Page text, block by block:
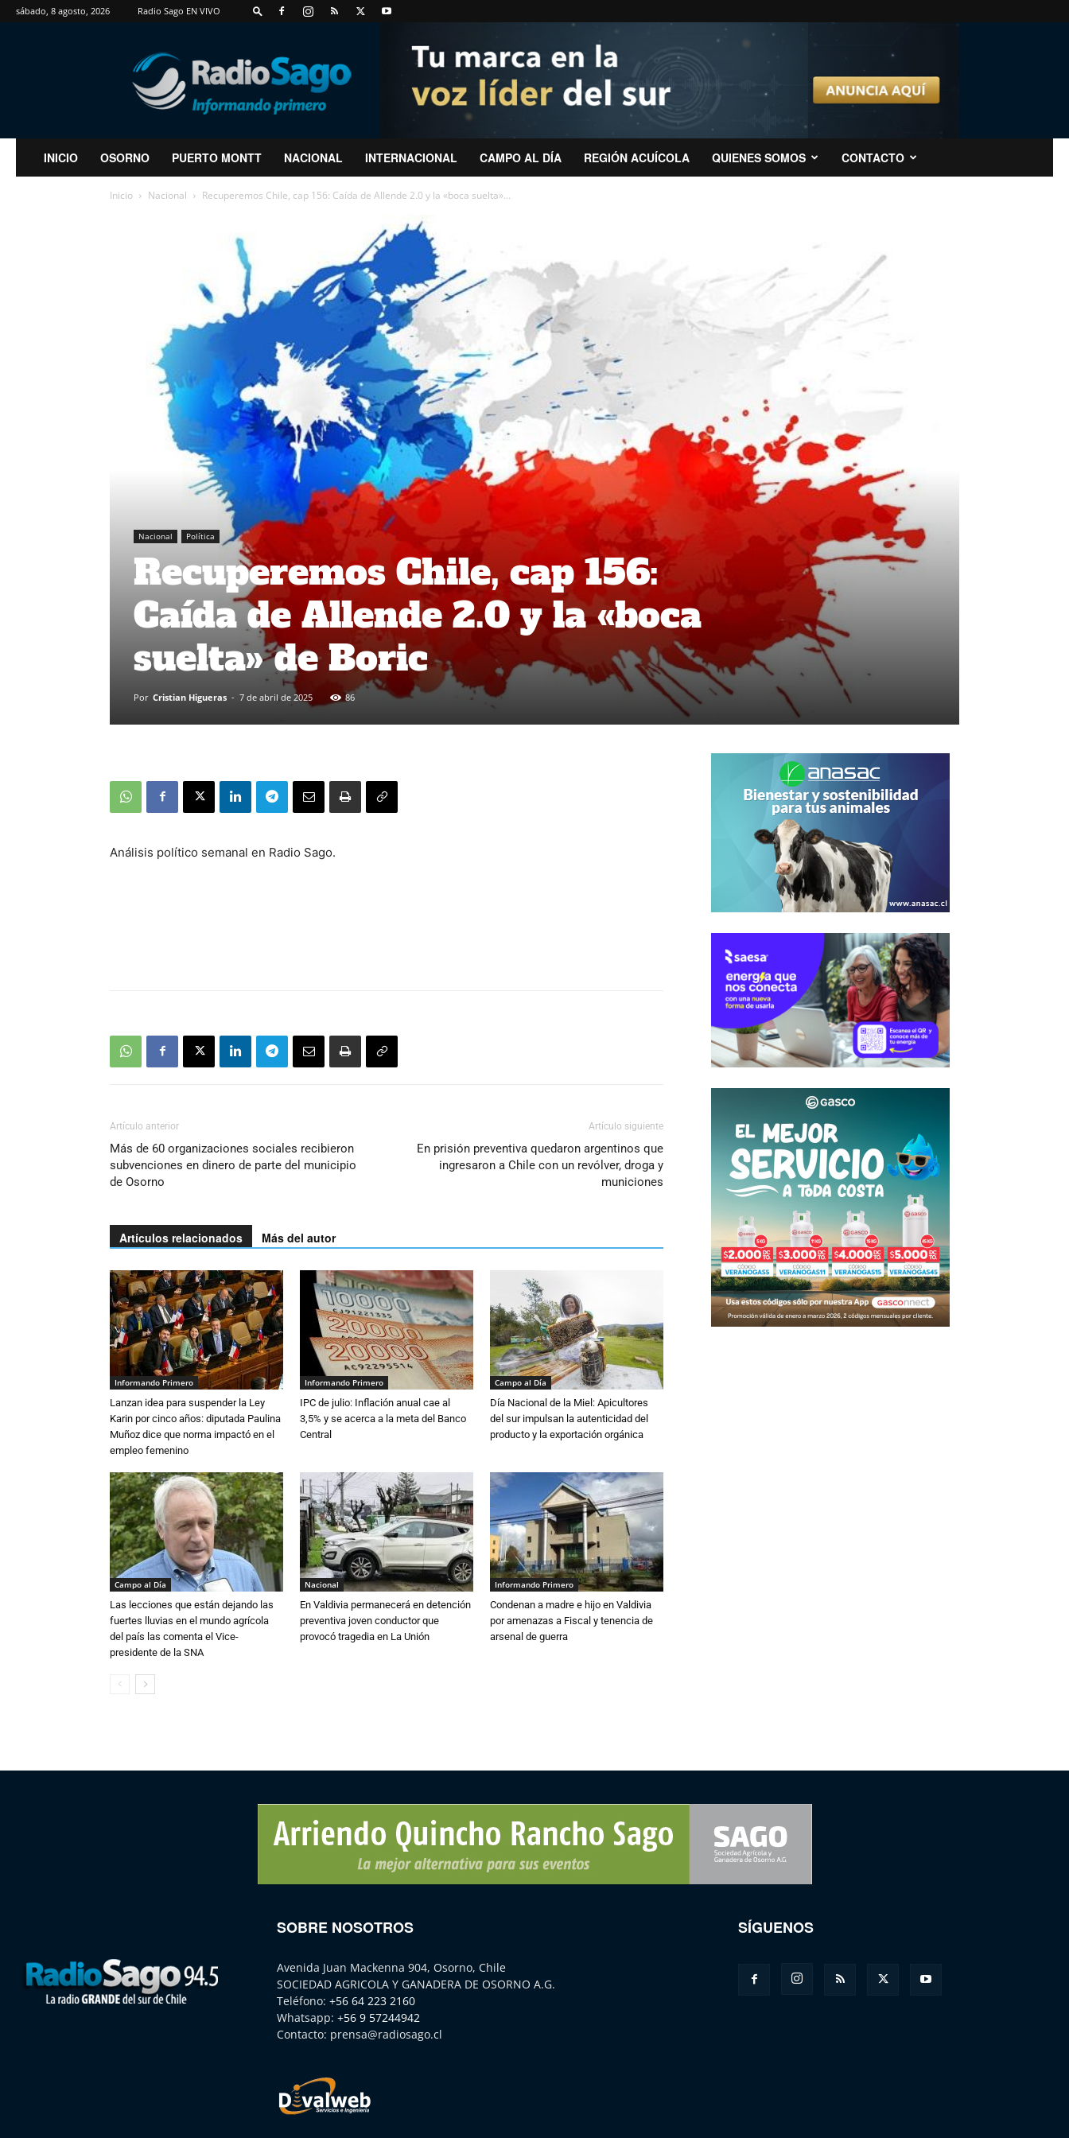
sábado, 8 agosto, 2026 Radio Sago EN VIVO
RadioSago
INICIO OSORNO PUERTO MONTT NACIONAL INTERNACIONAL CAMPO AL DÍA REGIÓN ACUÍCOLA QUIENES SOMOS CONTACTO
Inicio Nacional Recuperemos Chile, cap 156: Caída de Allende 2.0 y la «boca suelta»...
Nacional Política
Recuperemos Chile, cap 156:
Caída de Allende 2.0 y la «boca
suelta» de Boric
Por Cristian Higueras - 7 de abril de 2025 86
Análisis político semanal en Radio Sago.
Artículo anterior
Más de 60 organizaciones sociales recibieron
subvenciones en dinero de parte del municipio
de Osorno
Artículo siguiente
En prisión preventiva quedaron argentinos que
ingresaron a Chile con un revólver, droga y
municiones
Artículos relacionados Más del autor
Informando Primero
Lanzan idea para suspender la Ley
Karin por cinco años: diputada Paulina
Muñoz dice que norma impactó en el
empleo femenino
Informando Primero
IPC de julio: Inflación anual cae al
3,5% y se acerca a la meta del Banco
Central
Campo al Día
Día Nacional de la Miel: Apicultores
del sur impulsan la autenticidad del
producto y la exportación orgánica
Campo al Día
Las lecciones que están dejando las
fuertes lluvias en el mundo agrícola
del país las comenta el Vice-
presidente de la SNA
Nacional
En Valdivia permanecerá en detención
preventiva joven conductor que
provocó tragedia en La Unión
Informando Primero
Condenan a madre e hijo en Valdivia
por amenazas a Fiscal y tenencia de
arsenal de guerra
SOBRE NOSOTROS
Avenida Juan Mackenna 904, Osorno, Chile
SOCIEDAD AGRICOLA Y GANADERA DE OSORNO A.G.
Teléfono: +56 64 223 2160
Whatsapp: +56 9 57244942
Contacto: prensa@radiosago.cl
SÍGUENOS